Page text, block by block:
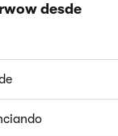
desde